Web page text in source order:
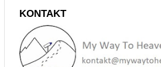
KONTAKT